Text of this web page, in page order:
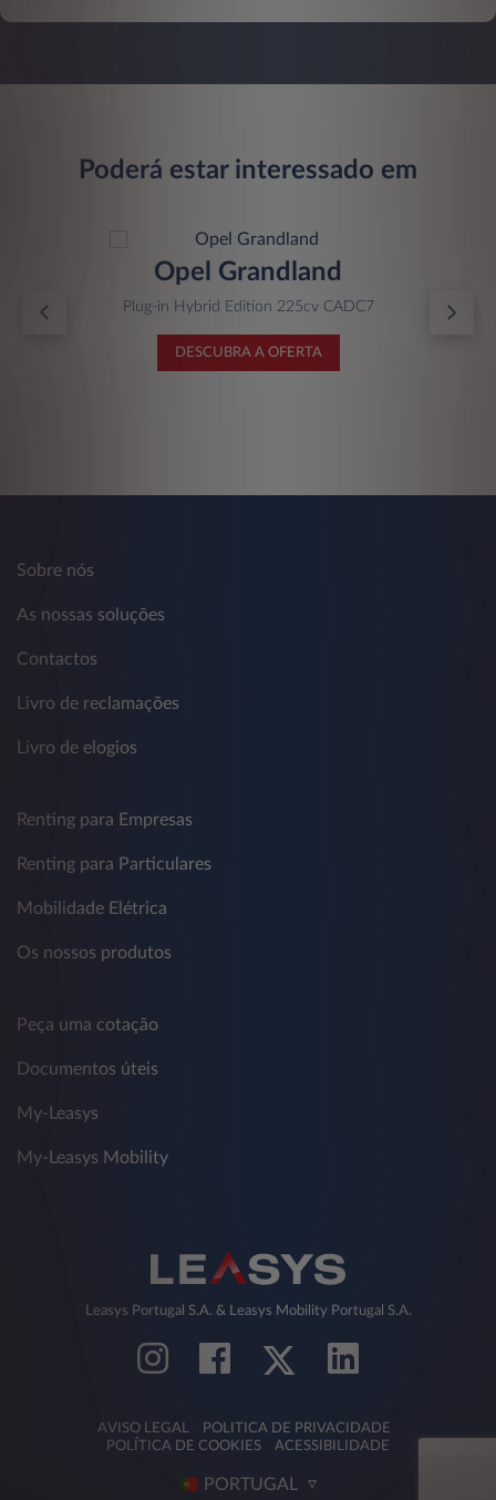
Poderá estar interessado em
Opel Grandland
Plug-in Hybrid Edition 225cv CADC7
DESCUBRA A OFERTA
Sobre nós
As nossas soluções
Contactos
Livro de reclamações
Livro de elogios
Renting para Empresas
Renting para Particulares
Mobilidade Elétrica
Os nossos produtos
Peça uma cotação
Documentos úteis
My-Leasys
My-Leasys Mobility
Leasys Portugal S.A. & Leasys Mobility Portugal S.A.
AVISO LEGAL
POLITICA DE PRIVACIDADE
POLÍTICA DE COOKIES
ACESSIBILIDADE
PORTUGAL